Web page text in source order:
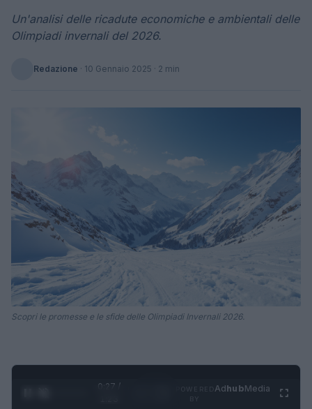
Un'analisi delle ricadute economiche e ambientali delle
Olimpiadi invernali del 2026.
Redazione · 10 Gennaio 2025 · 2 min
Scopri le promesse e le sfide delle Olimpiadi Invernali 2026.
0:27 /
AdhubMedia